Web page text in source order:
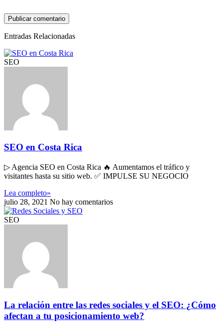
Entradas Relacionadas
SEO
SEO en Costa Rica
▷ Agencia SEO en Costa Rica 🔥 Aumentamos el tráfico y
visitantes hasta su sitio web. ✅ IMPULSE SU NEGOCIO
Lea completo»
julio 28, 2021 No hay comentarios
SEO
La relación entre las redes sociales y el SEO: ¿Cómo
afectan a tu posicionamiento web?